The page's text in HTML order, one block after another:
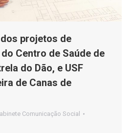
projetos de
Centro de Saúde de
do Dão, e USF
de Canas de
Comunicação Social